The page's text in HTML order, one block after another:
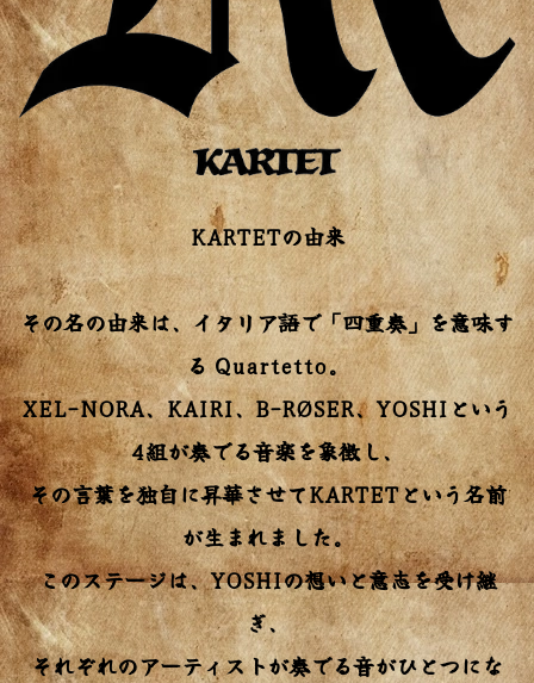
KARTETの由来
その名の由来は、イタリア語で「四重奏」を意味す
る Quartetto。
XEL-NORA、KAIRI、B-RØSER、YOSHIという
4組が奏でる音楽を象徴し、
その言葉を独自に昇華させてKARTETという名前
が生まれました。
このステージは、YOSHIの想いと意志を受け継
ぎ、
それぞれのアーティストが奏でる音がひとつにな